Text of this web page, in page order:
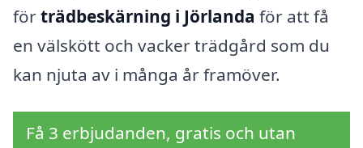
förträdbeskärning i Jörlanda för att få
en välskött och vacker trädgård som du
kan njuta av i många år framöver.
Få 3 erbjudanden, gratis och utan